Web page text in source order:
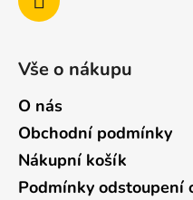
Vše o nákupu
O nás
Obchodní podmínky
Nákupní košík
Podmínky odstoupení